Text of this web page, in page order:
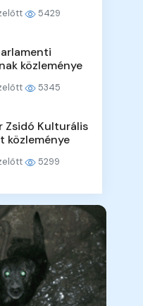
5429
közleménye
5345
Zsidó Kulturális
közleménye
5299